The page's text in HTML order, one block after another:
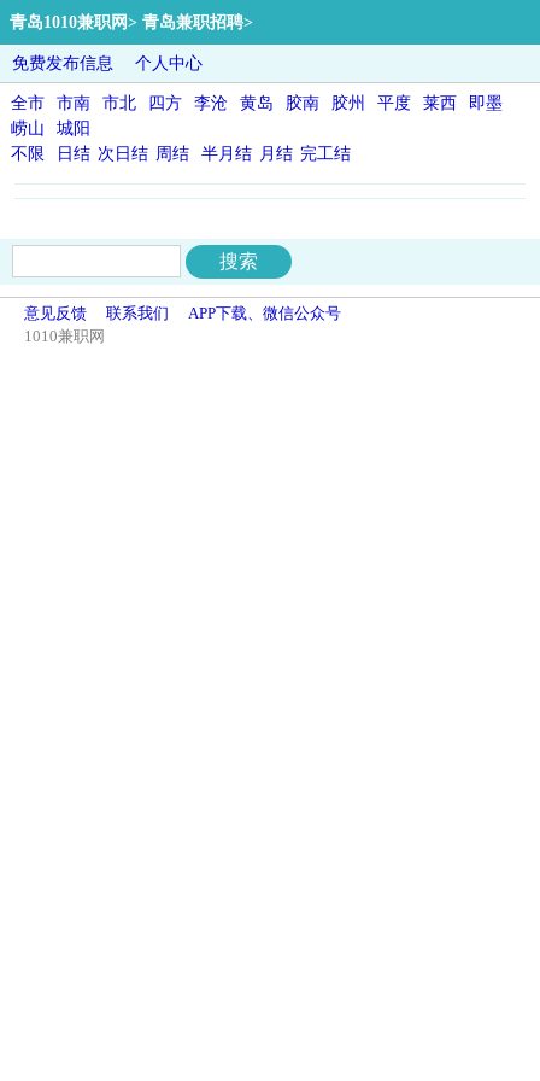
青岛1010兼职网> 青岛兼职招聘>
免费发布信息 个人中心
全市 市南 市北 四方 李沧 黄岛 胶南 胶州 平度 莱西
即墨
崂山
城阳
不限
日结 次日结 周结 半月结 月结 完工结
意见反馈 联系我们
APP下载、微信公众号
1010兼职网